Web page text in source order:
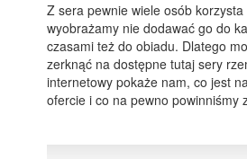
Z sera pewnie wiele osób
wyobrażamy nie dodawać go do
czasami też do obiadu. Dlatego
zerknąć na dostępne tutaj sery
internetowy pokaże nam, co jest
ofercie i co na pewno powinniśmy